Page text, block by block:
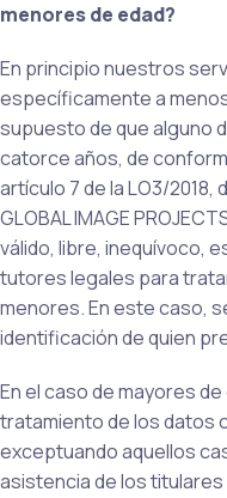
menores de edad?
En principio nuestros
específicamente a
supuesto de que alguno
catorce años, de
artículo 7 de la LO3/2018,
GLOBAL IMAGE
válido, libre, inequívoco,
tutores legales para
menores. En este caso,
identificación de quien
En el caso de mayores
tratamiento de los datos
exceptuando aquellos
asistencia de los